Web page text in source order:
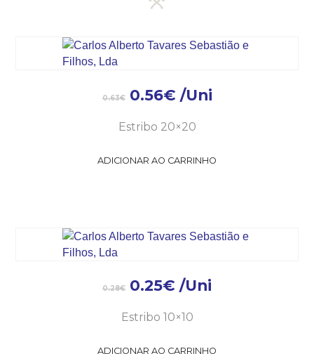
0.63€ 0.56€ /Uni
Estribo 20×20
ADICIONAR AO CARRINHO
0.28€ 0.25€ /Uni
Estribo 10×10
ADICIONAR AO CARRINHO